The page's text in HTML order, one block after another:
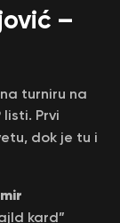
–
turniru na
Prvi
dok je tu i
kard”